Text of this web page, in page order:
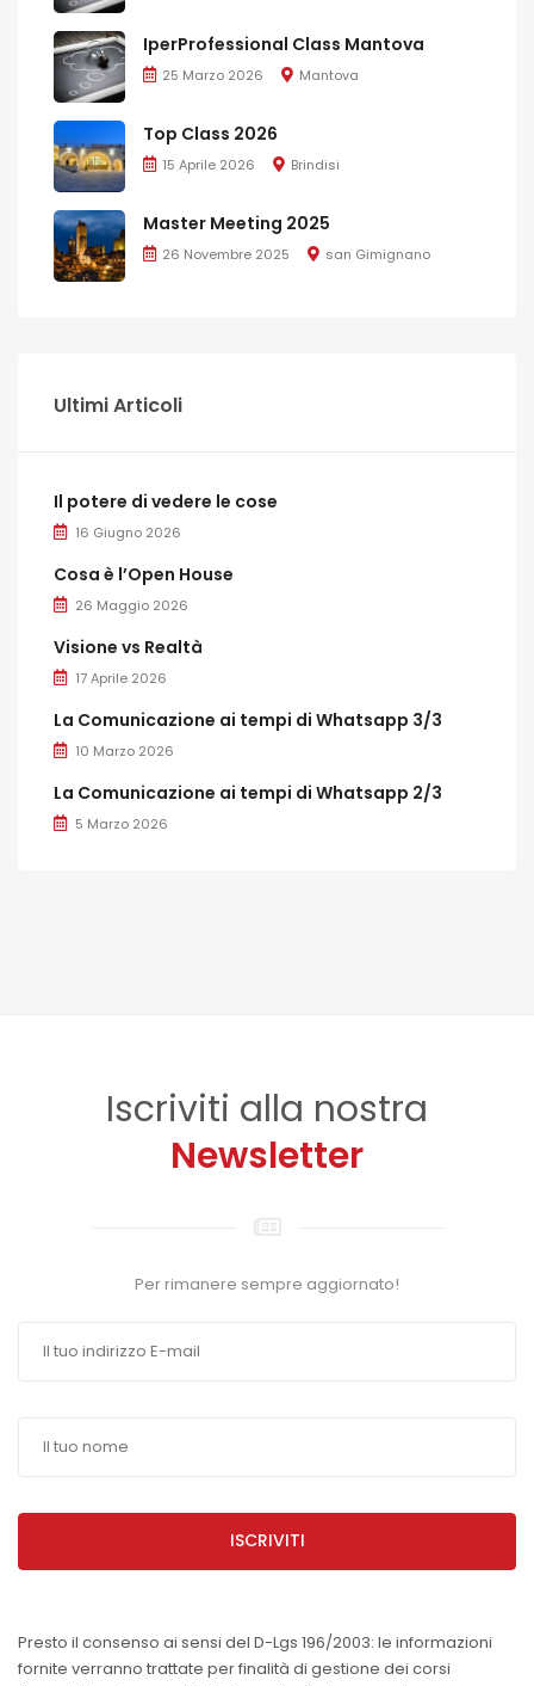
IperProfessional Class Mantova
25 Marzo 2026 Mantova
Top Class 2026
15 Aprile 2026 Brindisi
Master Meeting 2025
26 Novembre 2025 san Gimignano
Ultimi Articoli
Il potere di vedere le cose
16 Giugno 2026
Cosa è l’Open House
26 Maggio 2026
Visione vs Realtà
17 Aprile 2026
La Comunicazione ai tempi di Whatsapp 3/3
10 Marzo 2026
La Comunicazione ai tempi di Whatsapp 2/3
5 Marzo 2026
Iscriviti alla nostra
Newsletter
Per rimanere sempre aggiornato!
ISCRIVITI
Presto il consenso ai sensi del D-Lgs 196/2003: le informazioni
fornite verranno trattate per finalità di gestione dei corsi